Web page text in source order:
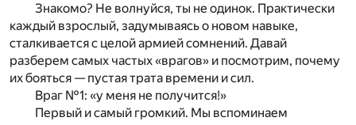
Знакомо? Не волнуйся, ты не одинок. Практически
каждый взрослый, задумываясь о новом навыке,
сталкивается с целой армией сомнений. Давай
разберем самых частых «врагов» и посмотрим, почему
их бояться — пустая трата времени и сил.
Враг №1: «у меня не получится!»
Первый и самый громкий. Мы вспоминаем